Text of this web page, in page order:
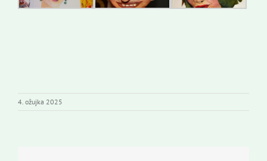
4. ožujka 2025